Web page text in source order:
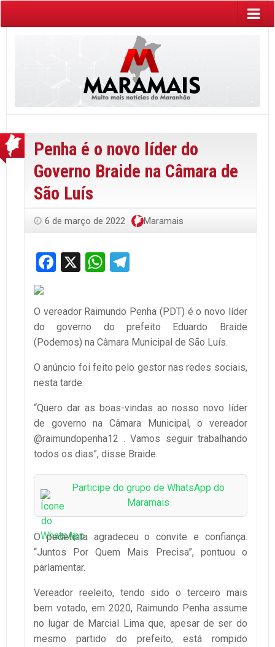
Penha é o novo líder do
Governo Braide na Câmara de
São Luís
6 de março de 2022 Maramais
Facebook
X WhatsApp
O vereador Raimundo Penha (PDT) é o novo líder
do governo do prefeito Eduardo Braide
(Podemos) na Câmara Municipal de São Luís.
O anúncio foi feito pelo gestor nas redes sociais,
nesta tarde.
“Quero dar as boas-vindas ao nosso novo líder
de governo na Câmara Municipal, o vereador
@raimundopenha12 . Vamos seguir trabalhando
todos os dias”, disse Braide.
Participe do grupo de WhatsApp do
Maramais
O pedetista agradeceu o convite e confiança.
“Juntos Por Quem Mais Precisa”, pontuou o
parlamentar.
Vereador reeleito, tendo sido o terceiro mais
bem votado, em 2020, Raimundo Penha assume
no lugar de Marcial Lima que, apesar de ser do
mesmo partido do prefeito, está rompido